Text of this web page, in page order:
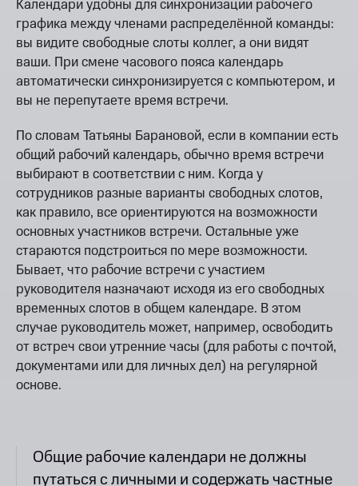
Календари удобны для синхронизации рабочего
графика между членами распределённой команды:
вы видите свободные слоты коллег, а они видят
ваши. При смене часового пояса календарь
автоматически синхронизируется с компьютером, и
вы не перепутаете время встречи.
По словам Татьяны Барановой, если в компании есть
общий рабочий календарь, обычно время встречи
выбирают в соответствии с ним. Когда у
сотрудников разные варианты свободных слотов,
как правило, все ориентируются на возможности
основных участников встречи. Остальные уже
стараются подстроиться по мере возможности.
Бывает, что рабочие встречи с участием
руководителя назначают исходя из его свободных
временных слотов в общем календаре. В этом
случае руководитель может, например, освободить
от встреч свои утренние часы (для работы с почтой,
документами или для личных дел) на регулярной
основе.
Общие рабочие календари не должны
путаться с личными и содержать частные